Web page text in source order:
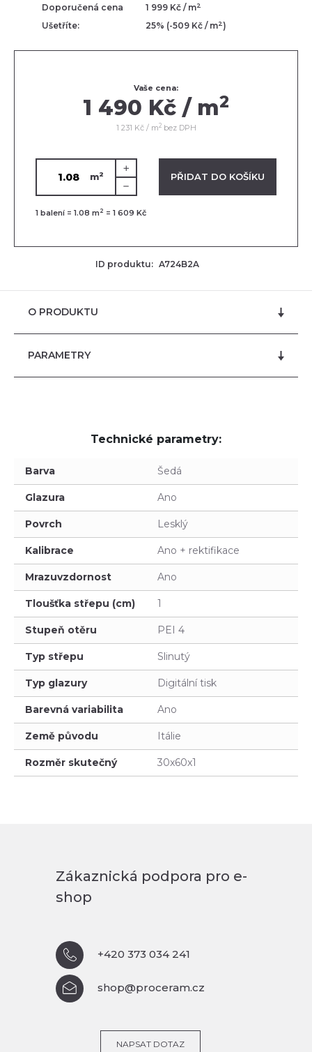
Doporučená cena 1 999 Kč / m2
Ušetříte: 25% (-509 Kč / m2)
Vaše cena:
1 490 Kč / m2
1 231 Kč / m2bez DPH
m2
VLOŽENO V KOŠÍKU PŘIDAT DO KOŠÍKU
1 balení = 1.08 m 2 = 1 609 Kč
ID produktu: A724B2A
O PRODUKTU
PARAMETRY
Technické parametry:
Barva Šedá
Glazura Ano
Povrch Lesklý
Kalibrace Ano + rektifikace
Mrazuvzdornost Ano
Tloušťka střepu (cm) 1
Stupeň otěru PEI 4
Typ střepu Slinutý
Typ glazury Digitální tisk
Barevná variabilita Ano
Země původu Itálie
Rozměr skutečný 30x60x1
Zákaznická podpora pro e-
shop
+420 373 034 241
shop@proceram.cz
NAPSAT DOTAZ